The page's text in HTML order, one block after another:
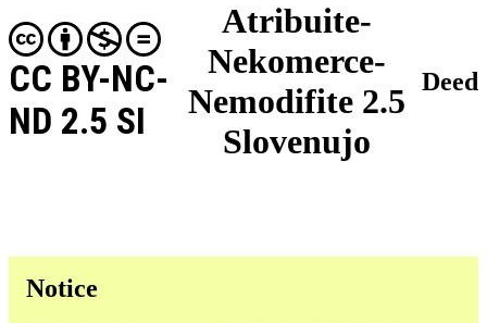
Atribuite-
Nekomerce-
Nemodifite 2.5
Slovenujo
CC BY-NC-
ND 2.5 SI
Deed
Notice